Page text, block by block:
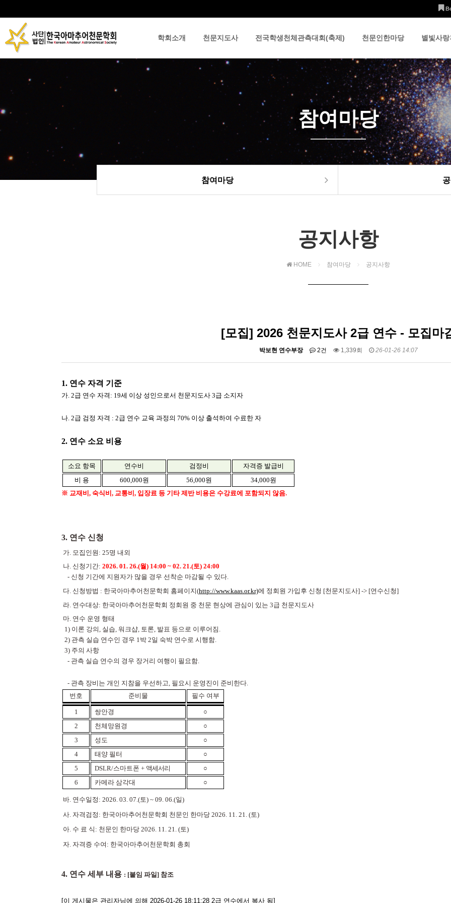
학회소개 천문지도사 전국학생천체관측대회(축제) 천문인한마당 별빛사
하위분류 하위분류
참여마당
참여마당
공지사항
HOME 참여마당 공지사항
[모집] 2026 천문지도사 2급 연수 - 모집마
박보현 연수부장 2건 1,339회 26-01-26 14:07
1. 연수 자격 기준
가. 2급 연수 자격 : 19세 이상 성인으로서 천문지도사 3급 소지자
나. 2급 검정 자격 : 2급 연수 교육 과정의 70% 이상 출석하여 수료한 자
2. 연수 소요 비용
소요 항목 연수비 검정비
자격증 발급비
비 용
600,000원 56,000원 34,000원
※ 교재비 , 숙식비 , 교통비 , 입장료 등 기타 제반 비용은 수강료에 포함되지 않음.
3. 연수 신청
가. 모집인원 : 25명 내외
나. 신청기간: 2026. 01. 26.(월) 14:00 ~ 02. 21.(토) 24:00
- 신청 기간에 지원자가 많을 경우 선착순 마감될 수 있다.
다. 신청방법 : 한국아마추어천문학회 홈페이지(http://www.kaas.or.kr)에 정회원 가입후 신청 [천문지도사] -> [연수신청]
라. 연수대상: 한국아마추어천문학회 정회원 중 천문 현상에 관심이 있는 3급 천문지도사
마. 연수 운영 형태
1) 이론 강의, 실습, 워크샵, 토론, 발표 등으로 이루어짐 .
2) 관측 실습 연수인 경우 1박 2일 숙박 연수로 시행함.
3) 주의 사항
- 관측 실습 연수의 경우 장거리 여행이 필요함.
- 관측 장비는 개인 지참을 우선하고, 필요시 운영진이 준비한다.
번호
준비물 필수 여부
1 쌍안경
○
2
천체망원경
○
3
성도
○
4
태양 필터
○
5
DSLR/스마트폰 + 액세서리
○
6
카메라 삼각대 ○
바. 연수일정 : 2026. 03. 07.(토) ~ 09. 06.(일)
사. 자격검정 : 한국아마추어천문학회 천문인 한마당 2026. 11. 21. (토)
아. 수 료 식 : 천문인 한마당 2026. 11. 21. (토)
자. 자격증 수여 : 한국아마추어천문학회 총회
4. 연수 세부 내용 : [붙임 파일] 참조
[이 게시물은 관리자님에 의해 2026-01-26 18:11:28 2급 연수에서 복사 됨]